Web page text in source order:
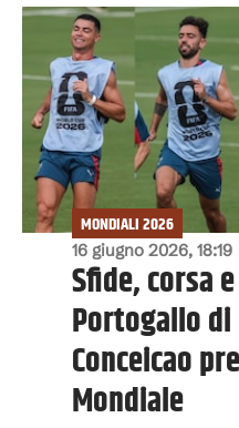
16 giugno 2026, 18:19
MONDIALI 2026
Sfide, corsa
Portogallo di
Conceicao
Mondiale